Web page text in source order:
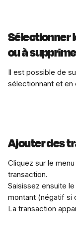
Sélectionner
ou à
Il est possible de
sélectionnant et en
Ajouter des
Cliquez sur le
transaction.
Saisissez ensuite
montant (négatif si
La transaction